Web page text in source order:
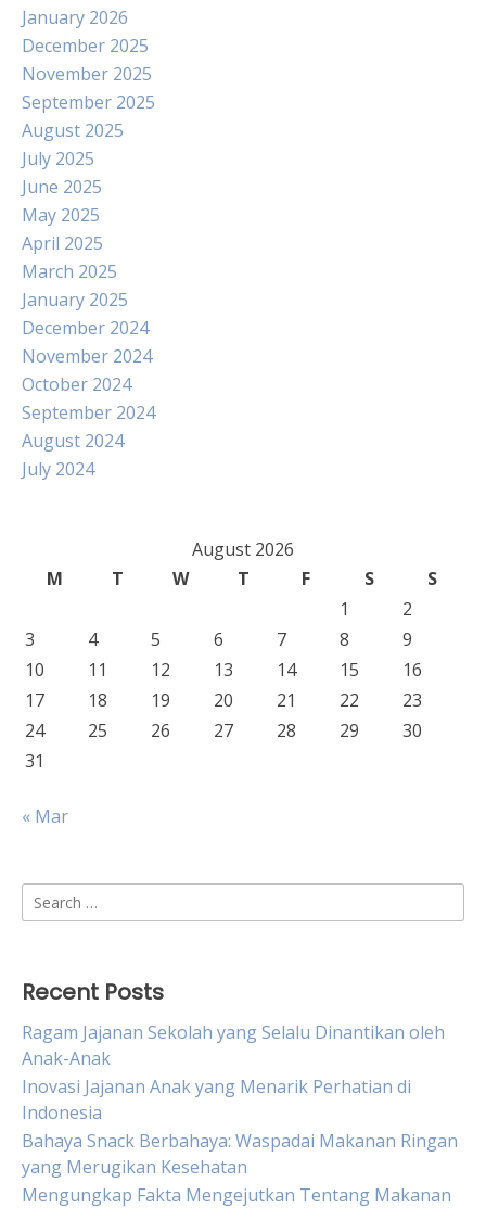
January 2026
December 2025
November 2025
September 2025
August 2025
July 2025
June 2025
May 2025
April 2025
March 2025
January 2025
December 2024
November 2024
October 2024
September 2024
August 2024
July 2024
August 2026
M
T W T F S
S
1
2
3
4 5 6 7 8
9
10
11 12 13 14 15
16
17
18 19 20 21 22
23
24
25 26 27 28 29
30
31
« Mar
Search
for:
Recent Posts
Ragam Jajanan Sekolah yang Selalu Dinantikan oleh
Anak-Anak
Inovasi Jajanan Anak yang Menarik Perhatian di
Indonesia
Bahaya Snack Berbahaya: Waspadai Makanan Ringan
yang Merugikan Kesehatan
Mengungkap Fakta Mengejutkan Tentang Makanan